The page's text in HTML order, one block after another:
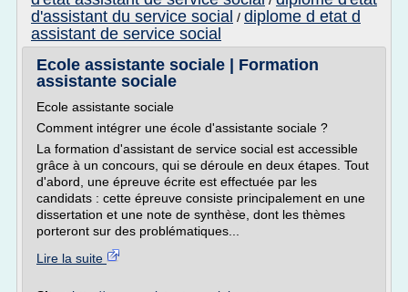
d'assistant du service social / diplome d etat d
assistant de service social
Ecole assistante sociale | Formation
assistante sociale
Ecole assistante sociale
Comment intégrer une école d'assistante sociale ?
La formation d'assistant de service social est accessible
grâce à un concours, qui se déroule en deux étapes. Tout
d'abord, une épreuve écrite est effectuée par les
candidats : cette épreuve consiste principalement en une
dissertation et une note de synthèse, dont les thèmes
porteront sur des problématiques...
Lire la suite